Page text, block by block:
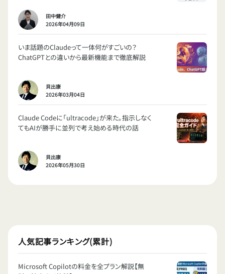
田中健介
2026年04月09日
いま話題のClaudeって一体何がすごいの？
ChatGPTとの違いから最新機能まで徹底解説
貝出康
2026年03月04日
Claude Codeに「ultracode」が来た。指示しなく
てもAIが勝手に並列で考え始める時代の話
貝出康
2026年05月30日
人気記事ランキング(累計)
Microsoft Copilotの料金を全プラン解説【無